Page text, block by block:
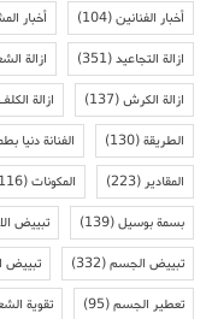
أخبار الفنانين(104) أخبار
ازالة التجاعيد(351) ازالة
ازالة الكرش(137) ازالة
الطريقة(130) الفنانة دنيا
المقادير(223) المكونات(116)
بسمة بوسيل(139) تبييض
تبييض الجسم(332) تبييض
تعطير الجسم(95) تقوية